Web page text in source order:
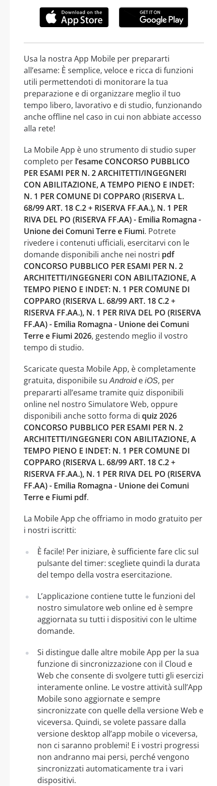
Usa la nostra App Mobile per prepararti
all’esame: È semplice, veloce e ricca di funzioni
utili permettendoti di monitorare la tua
preparazione e di organizzare meglio il tuo
tempo libero, lavorativo e di studio, funzionando
anche offline nel caso in cui non abbiate accesso
alla rete!
La Mobile App è uno strumento di studio super
completo per l’esame CONCORSO PUBBLICO
PER ESAMI PER N. 2 ARCHITETTI/INGEGNERI
CON ABILITAZIONE, A TEMPO PIENO E INDET:
N. 1 PER COMUNE DI COPPARO (RISERVA L.
68/99 ART. 18 C.2 + RISERVA FF.AA.), N. 1 PER
RIVA DEL PO (RISERVA FF.AA) - Emilia Romagna -
Unione dei Comuni Terre e Fiumi. Potrete
rivedere i contenuti ufficiali, esercitarvi con le
domande disponibili anche nei nostri pdf
CONCORSO PUBBLICO PER ESAMI PER N. 2
ARCHITETTI/INGEGNERI CON ABILITAZIONE, A
TEMPO PIENO E INDET: N. 1 PER COMUNE DI
COPPARO (RISERVA L. 68/99 ART. 18 C.2 +
RISERVA FF.AA.), N. 1 PER RIVA DEL PO (RISERVA
FF.AA) - Emilia Romagna - Unione dei Comuni
Terre e Fiumi 2026, gestendo meglio il vostro
tempo di studio.
Scaricate questa Mobile App, è completamente
gratuita, disponibile suAndroide iOS, per
prepararti all’esame tramite quiz disponibili
online nel nostro Simulatore Web, oppure
disponibili anche sotto forma di quiz 2026
CONCORSO PUBBLICO PER ESAMI PER N. 2
ARCHITETTI/INGEGNERI CON ABILITAZIONE, A
TEMPO PIENO E INDET: N. 1 PER COMUNE DI
COPPARO (RISERVA L. 68/99 ART. 18 C.2 +
RISERVA FF.AA.), N. 1 PER RIVA DEL PO (RISERVA
FF.AA) - Emilia Romagna - Unione dei Comuni
Terre e Fiumi pdf.
La Mobile App che offriamo in modo gratuito per
i nostri iscritti:
È facile! Per iniziare, è sufficiente fare clic sul
pulsante del timer: scegliete quindi la durata
del tempo della vostra esercitazione.
L’applicazione contiene tutte le funzioni del
nostro simulatore web online ed è sempre
aggiornata su tutti i dispositivi con le ultime
domande.
Si distingue dalle altre mobile App per la sua
funzione di sincronizzazione con il Cloud e
Web che consente di svolgere tutti gli esercizi
interamente online. Le vostre attività sull’App
Mobile sono aggiornate e sempre
sincronizzate con quelle della versione Web e
viceversa. Quindi, se volete passare dalla
versione desktop all’app mobile o viceversa,
non ci saranno problemi! E i vostri progressi
non andranno mai persi, perché vengono
sincronizzati automaticamente tra i vari
dispositivi.